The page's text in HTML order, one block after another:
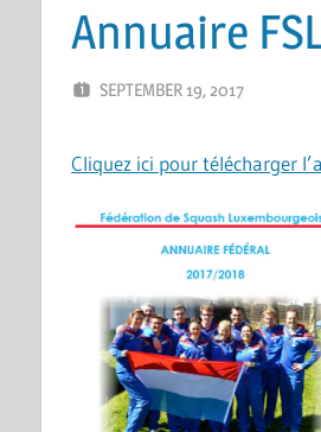
Annuaire
SEPTEMBER 19, 2017
Cliquez ici pour télécharger